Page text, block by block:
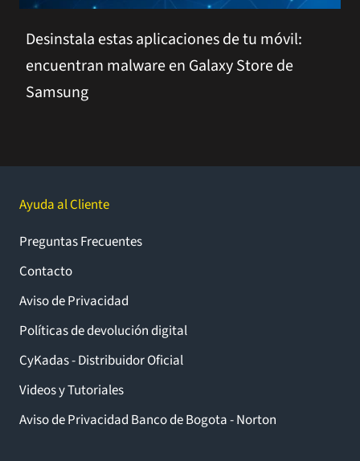
Desinstala estas aplicaciones de tu móvil:
encuentran malware en Galaxy Store de
Samsung
Ayuda al Cliente
Preguntas Frecuentes
Contacto
Aviso de Privacidad
Políticas de devolución digital
CyKadas - Distribuidor Oficial
Videos y Tutoriales
Aviso de Privacidad Banco de Bogota - Norton